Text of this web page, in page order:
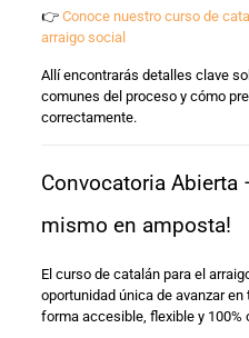
👉 Conoce nuestro curso de
arraigo social
Allí encontrarás detalles clave
comunes del proceso y cómo
correctamente.
Convocatoria Abierta
mismo en amposta!
El curso de catalán para el
oportunidad única de avanzar
forma accesible, flexible y 100%